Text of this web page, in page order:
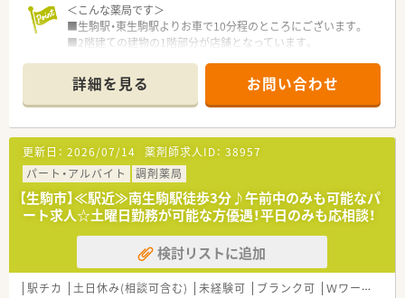
す。
高齢者社会に求められる介護用品の販売、リース、グループの
建設会社と連携した介護用住宅の建設、
リフォーム、医薬品だけではなく、各方面から患者様をサポー
トする体制が整っています。
■残業月平均5時間。本社においても残業管理を徹底、ノー残業
デー制度もございます。
■女性にも働きやすい環境（産育休取得率ほぼ100％）と1人あた
りの処方箋枚数が少なめに設定されていることから
無理せず働き続けることができる環境のため定着率が良く、平
均年齢は40歳と同規模チェーンと比較しても高めです。
■有給休暇平均消化日数10日（入社後3カ月経過後2日、半年経過
後10日付与）と休暇においてもライフワークバランスのとりやす
い環境づくりを行っています。
■2014年4月に支店制度に変更し、現場重視の「自由な発想で自
らサービスを生み出す姿勢」を重視。
■地域により差は御座いますが、病院前・クリニック前が6：4の
割合の店舗展開です。
＜こんな薬局です＞
■生駒駅・東生駒駅よりお車で10分程のところにございます。
■2階建ての建物の1階部分が店舗となっています。
広々した休憩室でテーブル・ソファーがあり、ゆっくり休んで
頂くことが可能です。
■生駒エリア内にも他店舗複数ございます。
■薬剤師常時2～3名体制。20～50代まで幅広い世代の方が在籍
されており、
急なお休みなども協力しながら対応し、運営されています。
＜設備も充実＞
■全店バーコードによる過誤防止システム導入済みです。
過誤がおきた際は、24時間以内に社長まで報告があがります。
個人で止めず全社を上げてのサポート体制が整っているので
安心して勤務することができます。
＜業務内容＞
詳細を見る お問い合わせ
更新日： 2026/07/14 薬剤師求人ID： 38957
パート・アルバイト
調剤薬局
【生駒市】≪駅近≫南生駒駅徒歩3分♪午前中のみも可能なパ
ート求人☆土曜日勤務が可能な方優遇！平日のみも応相談！
検討リストに追加
駅チカ 土日休み(相談可含む) 未経験可 ブランク可 Ｗワーク可